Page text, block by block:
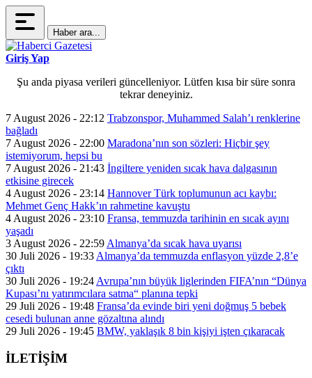
Haber ara...
Giriş Yap
Şu anda piyasa verileri güncelleniyor. Lütfen kısa bir süre sonra
tekrar deneyiniz.
7 August 2026 - 22:12 Trabzonspor, Muhammed Salah’ı renklerine
bağladı
7 August 2026 - 22:00 Maradona’nın son sözleri: Hiçbir şey
istemiyorum, hepsi bu
7 August 2026 - 21:43 İngiltere yeniden sıcak hava dalgasının
etkisine girecek
4 August 2026 - 23:14 Hannover Türk toplumunun acı kaybı:
Mehmet Genç Hakk’ın rahmetine kavuştu
4 August 2026 - 23:10 Fransa, temmuzda tarihinin en sıcak ayını
yaşadı
3 August 2026 - 22:59 Almanya’da sıcak hava uyarısı
30 Juli 2026 - 19:33 Almanya’da temmuzda enflasyon yüzde 2,8’e
çıktı
30 Juli 2026 - 19:24 Avrupa’nın büyük liglerinden FIFA’nın “Dünya
Kupası’nı yatırımcılara satma“ planına tepki
29 Juli 2026 - 19:48 Fransa’da evinde biri yeni doğmuş 5 bebek
cesedi bulunan anne gözaltına alındı
29 Juli 2026 - 19:45 BMW, yaklaşık 8 bin kişiyi işten çıkaracak
İLETİŞİM